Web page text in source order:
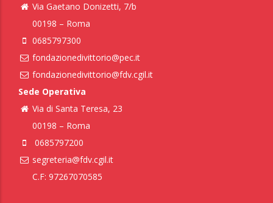
Via Gaetano Donizetti, 7/b
00198 – Roma
0685797300
fondazionedivittorio@pec.it
fondazionedivittorio@fdv.cgil.it
Sede Operativa
Via di Santa Teresa, 23
00198 – Roma
0685797200
segreteria@fdv.cgil.it
C.F: 97267070585